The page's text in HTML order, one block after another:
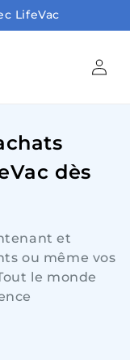
LifeVac
Connexion
dès
et
ou même vos
le monde